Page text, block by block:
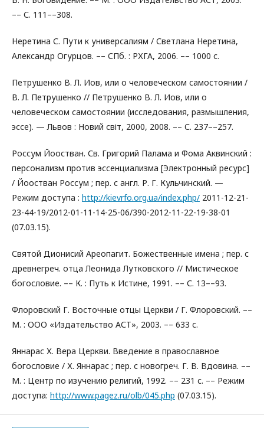
–– С. 111––308.
Неретина С. Пути к универсалиям / Светлана Неретина,
Александр Огурцов. –– СПб. : РХГА, 2006. –– 1000 с.
Петрушенко В. Л. Иов, или о человеческом самостоянии /
В. Л. Петрушенко // Петрушенко В. Л. Иов, или о
человеческом самостоянии (исследования, размышления,
эссе). — Львов : Новий світ, 2000, 2008. –– С. 237––257.
Россум Йоостван. Св. Григорий Палама и Фома Аквинский :
персонализм против эссенциализма [Электронный ресурс]
/ Йоостван Россум ; пер. с англ. Р. Г. Кульчинский. —
Режим доступа : http://kievrfo.org.ua/index.php/ 2011-12-21-
23-44-19/2012-01-11-14-25-06/390-2012-11-22-19-38-01
(07.03.15).
Святой Дионисий Ареопагит. Божественные имена ; пер. с
древнегреч. отца Леонида Лутковского // Мистическое
богословие. –– К. : Путь к Истине, 1991. –– С. 13––93.
Флоровский Г. Восточные отцы Церкви / Г. Флоровский. ––
М. : ООО «Издательство АСТ», 2003. –– 633 с.
Яннарас Х. Вера Церкви. Введение в православное
богословие / Х. Яннарас ; пер. с новогреч. Г. В. Вдовина. ––
М. : Центр по изучению религий, 1992. –– 231 с. –– Режим
доступа: http://www.pagez.ru/olb/045.php (07.03.15).